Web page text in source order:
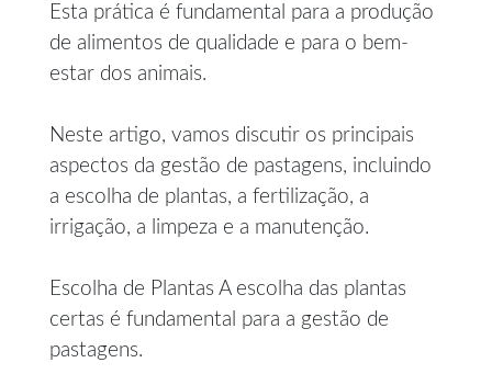
Esta prática é fundamental para a produção
de alimentos de qualidade e para o bem-
estar dos animais.
Neste artigo, vamos discutir os principais
aspectos da gestão de pastagens, incluindo
a escolha de plantas, a fertilização, a
irrigação, a limpeza e a manutenção.
Escolha de Plantas A escolha das plantas
certas é fundamental para a gestão de
pastagens.